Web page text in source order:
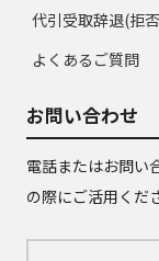
代引受取辞退(拒
よくあるご質問
お問い合わせ
電話またはお問い
の際にご活用くだ